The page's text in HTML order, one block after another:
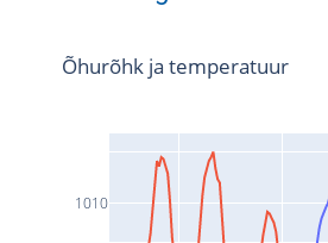
1010
Õhurõhk ja temperatuur